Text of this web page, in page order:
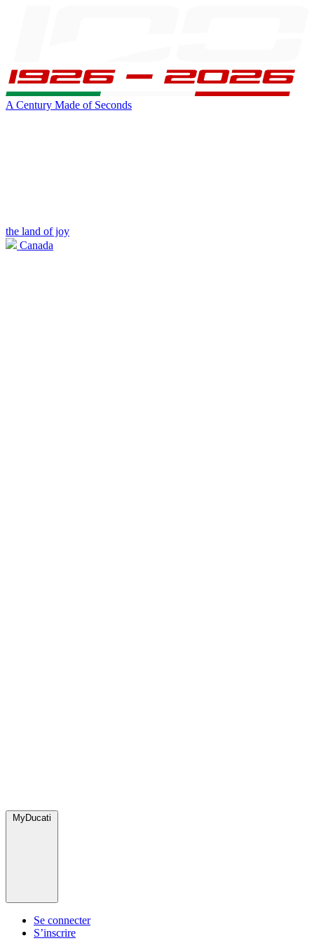
A Century Made of Seconds
the land of joy
Canada
MyDucati
Se connecter
S’inscrire